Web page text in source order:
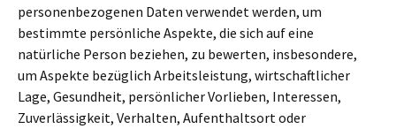
personenbezogenen Daten verwendet werden, um
bestimmte persönliche Aspekte, die sich auf eine
natürliche Person beziehen, zu bewerten, insbesondere,
um Aspekte bezüglich Arbeitsleistung, wirtschaftlicher
Lage, Gesundheit, persönlicher Vorlieben, Interessen,
Zuverlässigkeit, Verhalten, Aufenthaltsort oder